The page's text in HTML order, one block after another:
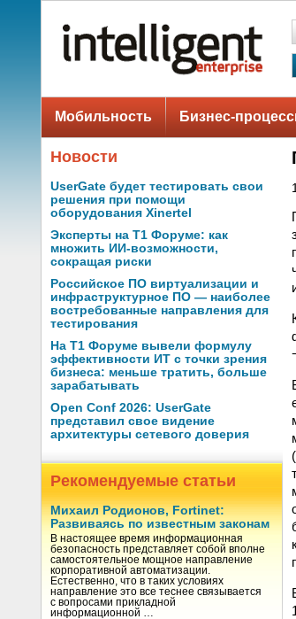
Мобильность Бизнес-
Новости
UserGate будет тестировать свои
решения при помощи
оборудования Xinertel
Эксперты на Т1 Форуме: как
множить ИИ-возможности,
сокращая риски
Российское ПО виртуализации и
инфраструктурное ПО — наиболее
востребованные направления для
тестирования
На Т1 Форуме вывели формулу
эффективности ИТ с точки зрения
бизнеса: меньше тратить, больше
зарабатывать
Open Conf 2026: UserGate
представил свое видение
архитектуры сетевого доверия
Рекомендуемые статьи
Михаил Родионов, Fortinet:
Развиваясь по известным законам
В настоящее время информационная
безопасность представляет собой вполне
самостоятельное мощное направление
корпоративной автоматизации.
Естественно, что в таких условиях
направление это все теснее связывается
с вопросами прикладной
информационной …